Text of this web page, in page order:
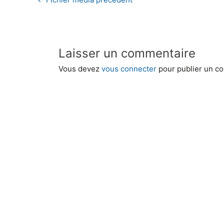
Laisser un commentaire
Vous devez vous connecter pour publier un